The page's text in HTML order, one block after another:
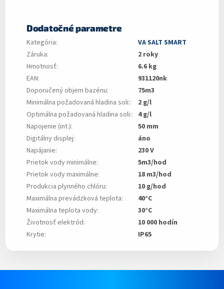
Dodatočné parametre
Kategória:
VA SALT SMART
Záruka:
2 roky
Hmotnosť:
6.6 kg
EAN:
931120nk
Doporučený objem bazénu:
75m3
Minimálna požadovaná hladina soli::
2 g/l
Optimálna požadovaná hladina soli:: 4 g/l
Napojenie (int.):
50 mm
Digitálny displej:
áno
Napájanie:
230 V
Prietok vody minimálne:
5m3/hod
Prietok vody maximálne:
18 m3/hod
Produkcia plynného chlóru:
10 g/hod
Maximálna prevádzková teplota:
40°C
Maximálna teplota vody:
30°C
Životnosť elektród:
10 000 hodín
Krytie: IP65